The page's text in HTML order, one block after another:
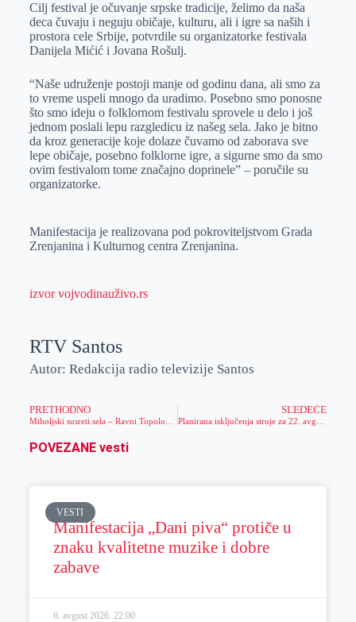
Cilj festival je očuvanje srpske tradicije, želimo da naša
deca čuvaju i neguju običaje, kulturu, ali i igre sa naših i
prostora cele Srbije, potvrdile su organizatorke festivala
Danijela Mićić i Jovana Rošulj.
“Naše udruženje postoji manje od godinu dana, ali smo za
to vreme uspeli mnogo da uradimo. Posebno smo ponosne
što smo ideju o folklornom festivalu sprovele u delo i još
jednom poslali lepu razgledicu iz našeg sela. Jako je bitno
da kroz generacije koje dolaze čuvamo od zaborava sve
lepe običaje, posebno folklorne igre, a sigurne smo da smo
ovim festivalom tome značajno doprinele” – poručile su
organizatorke.
Manifestacija je realizovana pod pokroviteljstvom Grada
Zrenjanina i Kulturnog centra Zrenjanina.
izvor vojvodinauživo.rs
RTV Santos
Autor: Redakcija radio televizije Santos
PRETHODNO SLEDEĆE
POVEZANE vesti
VESTI
Manifestacija „Dani piva“ protiče u
znaku kvalitetne muzike i dobre
zabave
6. avgust 2026. 22:00